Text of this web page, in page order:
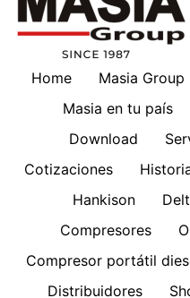
Home Masia Group
Masia en tu país
Download
Cotizaciones
Hankison
Compresores
Compresor portátil
Distribuidores